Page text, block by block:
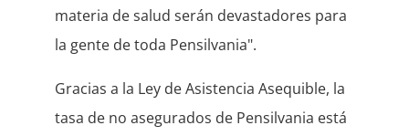
materia de salud serán devastadores para
la gente de toda Pensilvania".
Gracias a la Ley de Asistencia Asequible, la
tasa de no asegurados de Pensilvania está